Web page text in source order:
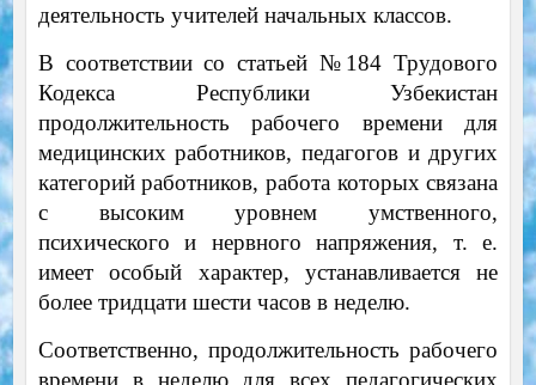
деятельность учителей начальных классов.
В соответствии со статьей №184 Трудового
Кодекса Республики Узбекистан
продолжительность рабочего времени для
медицинских работников, педагогов и других
категорий работников, работа которых связана
с высоким уровнем умственного,
психического и нервного напряжения, т. е.
имеет особый характер, устанавливается не
более тридцати шести часов в неделю.
Соответственно, продолжительность рабочего
времени в неделю для всех педагогических